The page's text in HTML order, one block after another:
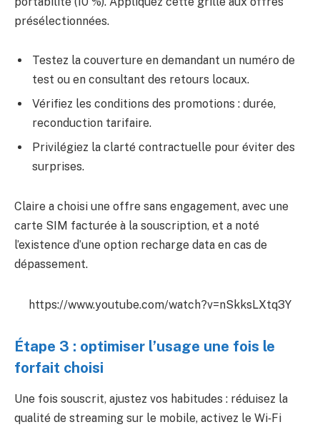
présélectionnées.
Testez la couverture en demandant un numéro de
test ou en consultant des retours locaux.
Vérifiez les conditions des promotions : durée,
reconduction tarifaire.
Privilégiez la clarté contractuelle pour éviter des
surprises.
Claire a choisi une offre sans engagement, avec une
carte SIM facturée à la souscription, et a noté
l’existence d’une option recharge data en cas de
dépassement.
https://www.youtube.com/watch?v=nSkksLXtq3Y
Étape 3 : optimiser l’usage une fois le
forfait choisi
Une fois souscrit, ajustez vos habitudes : réduisez la
qualité de streaming sur le mobile, activez le Wi‑Fi